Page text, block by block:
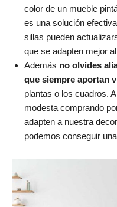
color de un mueble
es una solución
sillas pueden
que se adapten mejor
Además no olvides
que siempre aportan
plantas o los cuadros.
modesta comprando
adapten a nuestra
podemos conseguir